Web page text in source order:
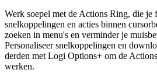
Werk soepel met de Actions Ring, die je
snelkoppelingen en acties binnen
zoeken in menu's en verminder je
Personaliseer snelkoppelingen en
derden met Logi Options+ om de
werken.